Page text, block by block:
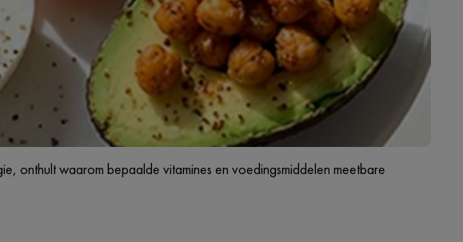
onthult waarom bepaalde vitamines en voedingsmiddelen meetbare